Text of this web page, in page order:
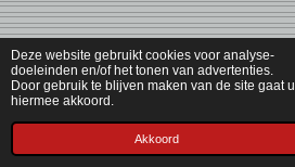
Deze website gebruikt cookies voor analyse-
doeleinden en/of het tonen van advertenties.
Door gebruik te blijven maken van de site gaat u
hiermee akkoord.
Akkoord
Telefoonnummer